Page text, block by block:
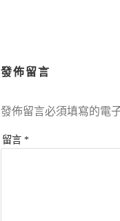
發佈留言
發佈留言必須填寫的電
留言 *